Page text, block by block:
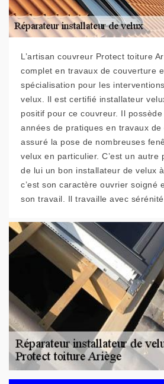
L’artisan couvreur Protect toiture
complet en travaux de couverture
spécialisation pour les
velux. Il est certifié installateur
positif pour ce couvreur. Il
années de pratiques en travaux de
assuré la pose de nombreuses
velux en particulier. C’est un autre
de lui un bon installateur de velux
c’est son caractère ouvrier soigné
son travail. Il travaille avec sérénité.